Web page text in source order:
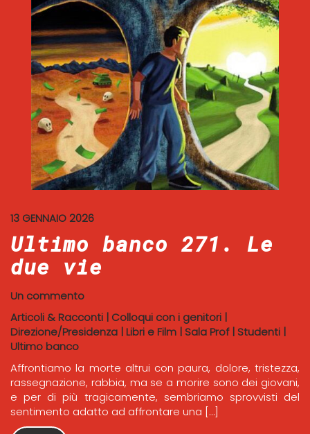
13 GENNAIO 2026
Ultimo banco 271. Le
due vie
Un commento
Articoli & Racconti | Colloqui con i genitori |
Direzione/Presidenza | Libri e Film | Sala Prof| Studenti |
Ultimo banco
Affrontiamo la morte altrui con paura, dolore, tristezza,
rassegnazione, rabbia, ma se a morire sono dei giovani,
e per di più tragicamente, sembriamo sprovvisti del
sentimento adatto ad affrontare una […]